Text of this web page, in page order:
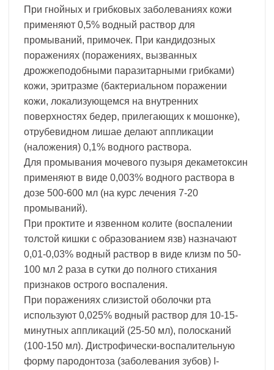
При гнойных и грибковых заболеваниях кожи
применяют 0,5% водный раствор для
промываний, примочек. При кандидозных
поражениях (поражениях, вызванных
дрожжеподобными паразитарными грибками)
кожи, эритразме (бактериальном поражении
кожи, локализующемся на внутренних
поверхностях бедер, прилегающих к мошонке),
отрубевидном лишае делают аппликации
(наложения) 0,1% водного раствора.
Для промывания мочевого пузыря декаметоксин
применяют в виде 0,003% водного раствора в
дозе 500-600 мл (на курс лечения 7-20
промываний).
При проктите и язвенном колите (воспалении
толстой кишки с образованием язв) назначают
0,01-0,03% водный раствор в виде клизм по 50-
100 мл 2 раза в сутки до полного стихания
признаков острого воспаления.
При поражениях слизистой оболочки рта
используют 0,025% водный раствор для 10-15-
минутных аппликаций (25-50 мл), полосканий
(100-150 мл). Дистрофически-воспалительную
форму пародонтоза (заболевания зубов) I-